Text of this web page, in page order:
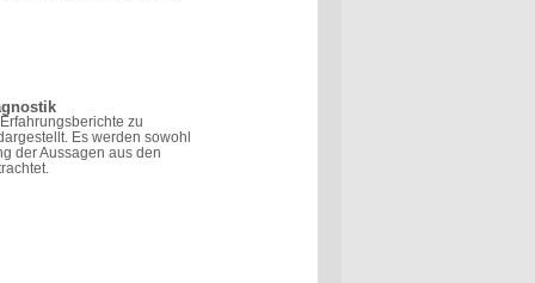
zu
Es werden sowohl
der Aussagen aus den